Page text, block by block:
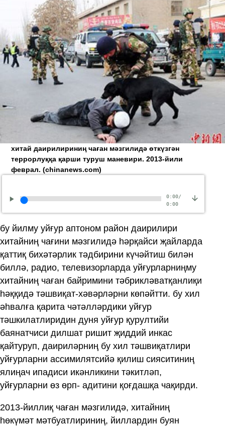
хитай даирилириниң чаған мәзгилидә өткүзгән
террорлуққа қарши туруш маневири. 2013-йили
феврал.(chinanews.com)
0:00/
0:00
бу йилму уйғур аптоном район даирилири
хитайниң чағини мәзгилидә һәрқайси җайларда
қаттиқ бихәтәрлик тәдбирини күчәйтиш билән
биллә, радио, телевизорларда уйғурларниңму
хитайниң чаған байримини тәбрикләватқанлиқи
һәққидә тәшвиқат-хәвәрләрни көпәйтти. бу хил
әһвалға қарита чәтәлләрдики уйғур
тәшкилатлиридин дуня уйғур қурултийи
баянатчиси дилшат ришит җиддий инкас
қайтуруп, даириләрниң бу хил тәшвиқатлири
уйғурларни ассимилятсийә қилиш сияситиниң
ялиңач ипадиси икәнликини тәкитләп,
уйғурларни өз өрп- адитини қоғдашқа чақирди.
2013-йиллиқ чаған мәзгилидә, хитайниң
һөкүмәт мәтбуатлириниң, йиллардин буян